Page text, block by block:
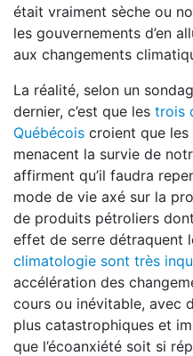
était vraiment sèche ou
les gouvernements d’en
aux changements
La réalité, selon un
dernier, c’est que les trois
Québécois croient que
menacent la survie de
affirment qu’il faudra
mode de vie axé sur la
de produits pétroliers
effet de serre détraquent
climatologie sont très
accélération des
cours ou inévitable, avec
plus catastrophiques et
que l’écoanxiété soit si